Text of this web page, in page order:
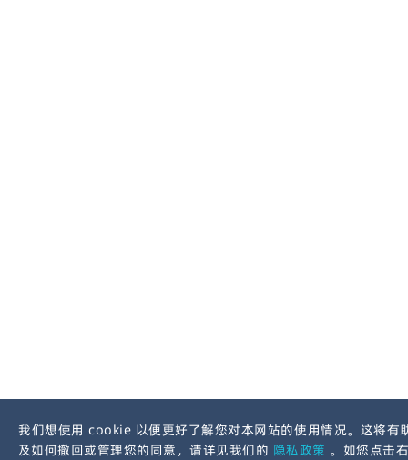
我们想使用 cookie 以便更好了解您对本网站的使用情况。这将
及如何撤回或管理您的同意，请详见我们的 隐私政策 。如您点击